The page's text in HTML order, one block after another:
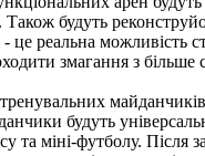
. Також будуть
це реальна можливість
змагання з більше
будуть
та міні-футболу. Після